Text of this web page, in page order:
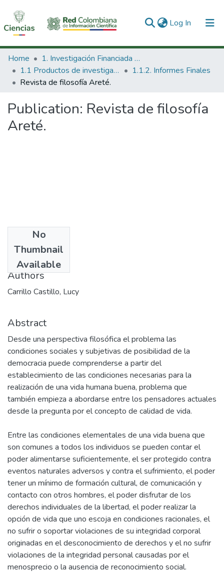
Log In (current)
Communities & Collections
All of DSpace
Home
1. Investigación Financiada con Recursos Públicos
1.1 Productos de investigación
1.1.2. Informes Finales
Revista de filosofía Areté.
Publication: Revista de filosofía
Areté.
No
Thumbnail
Available
2002-12-06
Authors
Carrillo Castillo, Lucy
Abstract
Desde una perspectiva filosófica el problema las
condiciones sociales y subjetivas de posibilidad de la
democracia puede comprenderse a partir del
establecimiento de las condiciones necesarias para la
realización de una vida humana buena, problema que
también empieza a abordarse entre los pensadores actuales
desde la pregunta por el concepto de calidad de vida.
Entre las condiciones elementales de una vida buena que
son comunes a todos los individuos se pueden contar el
poder alimentarse suficientemente, el ser protegido contra
eventos naturales adversos y contra el sufrimiento, el poder
tener un mínimo de formación cultural, de comunicación y
contacto con otros hombres, el poder disfrutar de los
derechos individuales de la libertad, el poder realizar la
opción de vida que uno escoja en condiciones racionales, el
no sufrir o soportar violaciones de su integridad corporal
originadas en el desconocimiento de derechos y el no sufrir
violaciones de la integridad personal causadas por el
menosprecio o la ausencia de reconocimiento social.